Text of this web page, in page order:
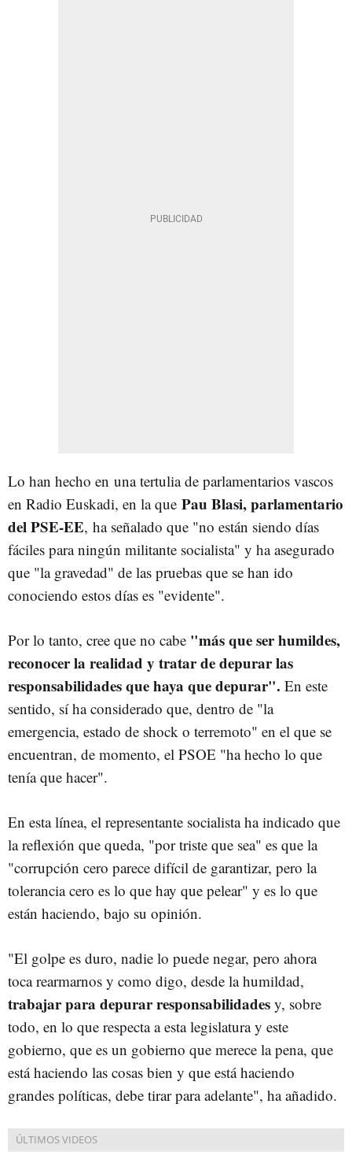
Lo han hecho en una tertulia de parlamentarios vascos
en Radio Euskadi, en la que Pau Blasi, parlamentario
del PSE-EE, ha señalado que "no están siendo días
fáciles para ningún militante socialista" y ha asegurado
que "la gravedad" de las pruebas que se han ido
conociendo estos días es "evidente".
Por lo tanto, cree que no cabe "más que ser humildes,
reconocer la realidad y tratar de depurar las
responsabilidades que haya que depurar". En este
sentido, sí ha considerado que, dentro de "la
emergencia, estado de shock o terremoto" en el que se
encuentran, de momento, el PSOE "ha hecho lo que
tenía que hacer".
En esta línea, el representante socialista ha indicado que
la reflexión que queda, "por triste que sea" es que la
"corrupción cero parece difícil de garantizar, pero la
tolerancia cero es lo que hay que pelear" y es lo que
están haciendo, bajo su opinión.
"El golpe es duro, nadie lo puede negar, pero ahora
toca rearmarnos y como digo, desde la humildad,
trabajar para depurar responsabilidades y, sobre
todo, en lo que respecta a esta legislatura y este
gobierno, que es un gobierno que merece la pena, que
está haciendo las cosas bien y que está haciendo
grandes políticas, debe tirar para adelante", ha añadido.